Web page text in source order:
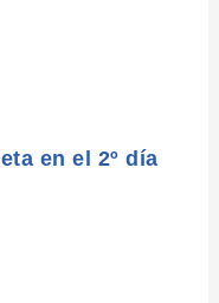
en el 2º día